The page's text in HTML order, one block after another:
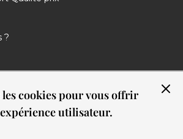
cookies pour vous offrir
utilisateur.
?